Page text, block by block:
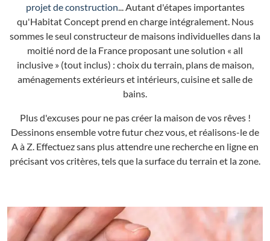
projet de construction... Autant d'étapes importantes
qu'Habitat Concept prend en charge intégralement. Nous
sommes le seul constructeur de maisons individuelles dans la
moitié nord de la France proposant une solution « all
inclusive » (tout inclus) : choix du terrain, plans de maison,
aménagements extérieurs et intérieurs, cuisine et salle de
bains.
Plus d'excuses pour ne pas créer la maison de vos rêves !
Dessinons ensemble votre futur chez vous, et réalisons-le de
A à Z. Effectuez sans plus attendre une recherche en ligne en
précisant vos critères, tels que la surface du terrain et la zone.